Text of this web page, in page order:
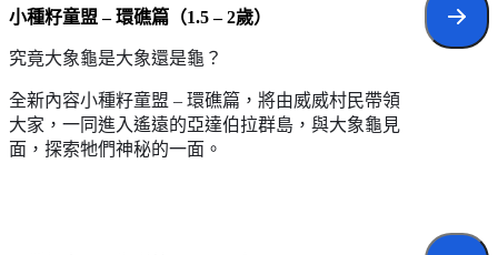
小種籽童盟 – 環礁篇（1.5 – 2歲）
究竟大象龜是大象還是龜？
全新內容小種籽童盟 – 環礁篇，將由威威村民帶領
大家，一同進入遙遠的亞達伯拉群島，與大象龜見
面，探索牠們神秘的一面。